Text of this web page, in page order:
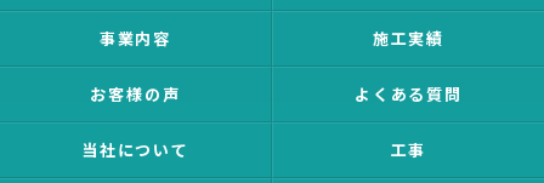
事業内容 施工実績
お客様の声 よくある質問
当社について 工事